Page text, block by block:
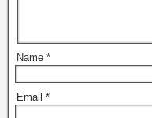
Name *
Email *